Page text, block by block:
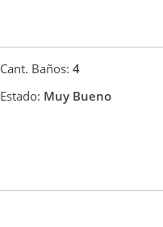
Cant. Baños: 4
Estado: Muy Bueno